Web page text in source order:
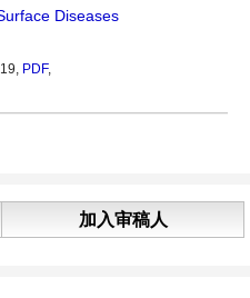
Diseases
PDF,
加入审稿人